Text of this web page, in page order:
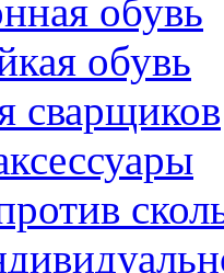
обувь
обувь
сварщиков